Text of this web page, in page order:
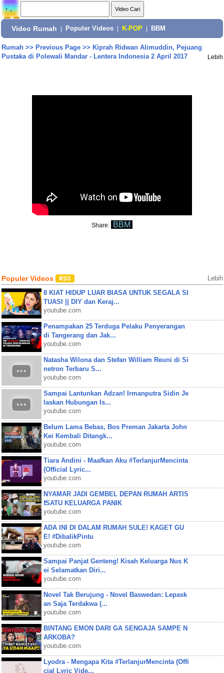
Video Rumah Populer Videos K-POP BBM
Rumah>> Previous Page>> Kiprah Ridwan Alimuddin, Pejuang
Pustaka di Polewali Mandar - Lentera Indonesia 2 April 2017
Lebih
Share: BBM
Populer Videos Lebih
8 KIAT HIDUP LUAR BIASA UNTUK SEGALA SI
TUASI || DIY dan Keraj...
youtube.com
Penampakan 25 Terduga Pelaku Penyerangan
di Tangerang dan Jak...
youtube.com
Natasha Wilona dan Stefan William Reuni di Si
netron Terbaru S...
youtube.com
Sampai Lantunkan Adzan! Irmanputra Sidin Je
laskan Hubungan Is...
youtube.com
Belum Lama Bebas, Bos Preman Jakarta John
Kei Kembali Ditangk...
youtube.com
Tiara Andini - Maafkan Aku #TerlanjurMencinta
(Official Lyric...
youtube.com
NYAMAR JADI GEMBEL DEPAN RUMAH ARTIS
❗SATU KELUARGA PANIK
youtube.com
ADA INI DI DALAM RUMAH SULE! KAGET GU
E! #DibalikPintu
youtube.com
Sampai Panjat Genteng! Kisah Keluarga Nus K
ei Selamatkan Diri...
youtube.com
Novel Tak Berujung - Novel Baswedan: Lepask
an Saja Terdakwa (...
youtube.com
BINTANG EMON DARI GA SENGAJA SAMPE N
ARKOBA?
youtube.com
Lyodra - Mengapa Kita #TerlanjurMencinta (Offi
cial Lyric Vide...